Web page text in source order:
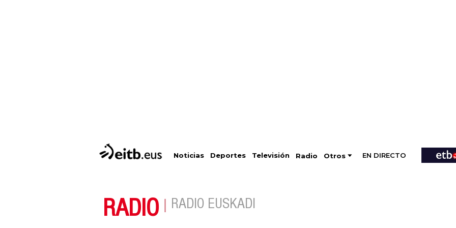
Noticias Deportes Televisión Radio Otros EN DIRECTO
RADIO RADIO EUSKADI